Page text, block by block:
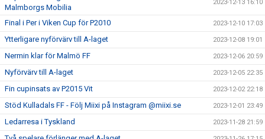
Malmborgs Mobilia
2023-12-13 16:10
Final i Per i Viken Cup för P2010 2023-12-10 17:03
Ytterligare nyförvärv till A-laget 2023-12-08 19:01
Nermin klar för Malmö FF 2023-12-06 20:59
Nyförvärv till A-laget 2023-12-05 22:35
Fin cupinsats av P2015 Vit 2023-12-02 22:18
Stöd Kulladals FF - Följ Miixi på Instagram @miixi.se 2023-12-01 23:49
Ledarresa i Tyskland 2023-11-28 21:59